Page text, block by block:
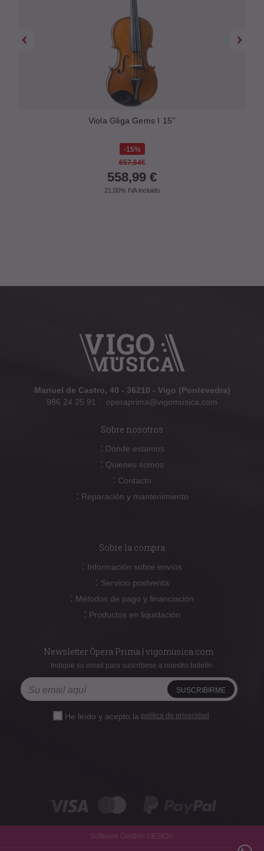
Viola Gliga Gems I 15''
15%
657,64€
558,99 €
21.00% IVA incluido
Manuel de Castro, 40 - 36210 - Vigo (Pontevedra)
986 24 25 91 · operaprima@vigomusica.com
Sobre nosotros
: Dónde estamos
: Quienes somos
: Contacto
: Reparación y mantenimiento
Sobre la compra
: Información sobre envíos
: Servicio postventa
: Métodos de pago y financiación
: Productos en liquidación
Newsletter Ópera Prima | vigomusica.com
Indique su email para suscribirse a nuestro boletín
He leído y acepto la política de privacidad
Software Gestión GESIO®